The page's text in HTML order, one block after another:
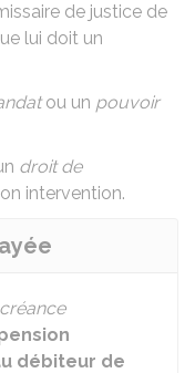
de justice de
lui doit un
ou un pouvoir
droit de
intervention.
créance
débiteur de